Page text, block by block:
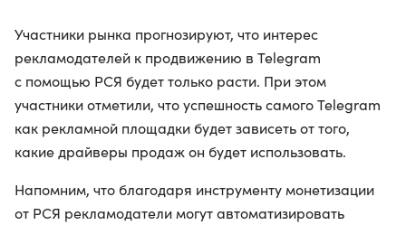
Участники рынка прогнозируют, что интерес
рекламодателей к продвижению в Telegram
с помощью РСЯ будет только расти. При этом
участники отметили, что успешность самого Telegram
как рекламной площадки будет зависеть от того,
какие драйверы продаж он будет использовать.
Напомним, что благодаря инструменту монетизации
от РСЯ рекламодатели могут автоматизировать